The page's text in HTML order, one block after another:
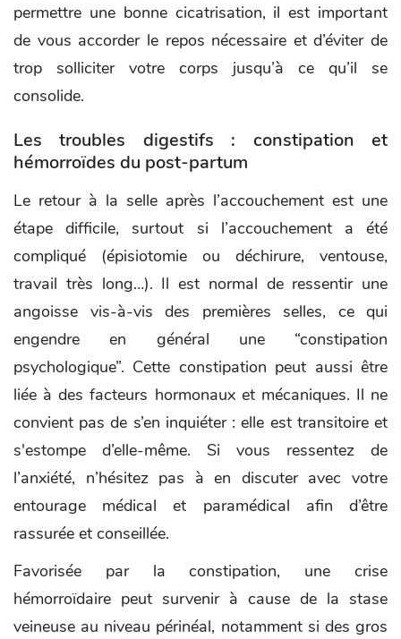
permettre une bonne cicatrisation, il est important
de vous accorder le repos nécessaire et d’éviter de
trop solliciter votre corps jusqu’à ce qu’il se
consolide.
Les troubles digestifs : constipation et
hémorroïdes du post-partum
Le retour à la selle après l’accouchement est une
étape difficile, surtout si l’accouchement a été
compliqué (épisiotomie ou déchirure, ventouse,
travail très long…). Il est normal de ressentir une
angoisse vis-à-vis des premières selles, ce qui
engendre en général une “constipation
psychologique”. Cette constipation peut aussi être
liée à des facteurs hormonaux et mécaniques. Il ne
convient pas de s’en inquiéter : elle est transitoire et
s'estompe d’elle-même. Si vous ressentez de
l’anxiété, n’hésitez pas à en discuter avec votre
entourage médical et paramédical afin d’être
rassurée et conseillée.
Favorisée par la constipation, une crise
hémorroïdaire peut survenir à cause de la stase
veineuse au niveau périnéal, notamment si des gros